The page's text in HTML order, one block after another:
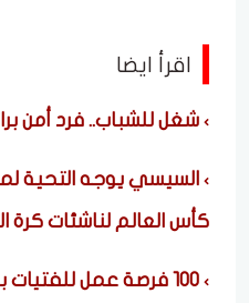
اقرأ ايضا
شغل للشباب.. فرد أمن براتب يصل
السيسي يوجه التحية
كأس العالم لناشئات كرة
100 فرصة عمل